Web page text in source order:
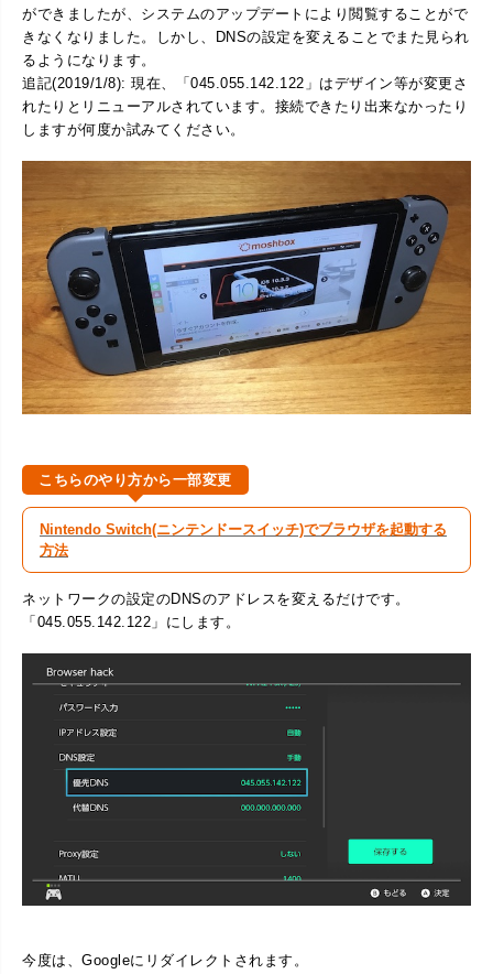
ができましたが、システムのアップデートにより閲覧することがで
きなくなりました。しかし、DNSの設定を変えることでまた見られ
るようになります。
追記(2019/1/8): 現在、「045.055.142.122」はデザイン等が変更さ
れたりとリニューアルされています。接続できたり出来なかったり
しますが何度か試みてください。
こちらのやり方から一部変更
Nintendo Switch(ニンテンドースイッチ)でブラウザを起動する
方法
ネットワークの設定のDNSのアドレスを変えるだけです。
「045.055.142.122」にします。
今度は、Googleにリダイレクトされます。